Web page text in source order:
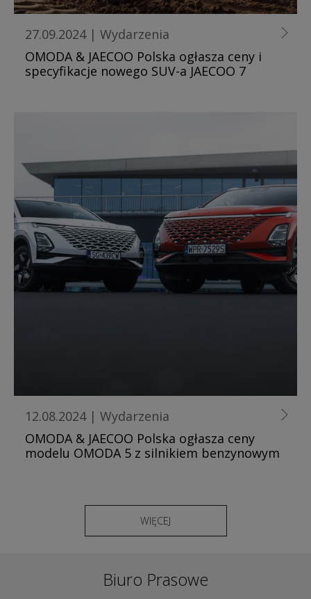
27.09.2024 | Wydarzenia
OMODA & JAECOO Polska ogłasza ceny i
specyfikacje nowego SUV-a JAECOO 7
12.08.2024 | Wydarzenia
OMODA & JAECOO Polska ogłasza ceny
modelu OMODA 5 z silnikiem benzynowym
WIĘCEJ
Biuro Prasowe